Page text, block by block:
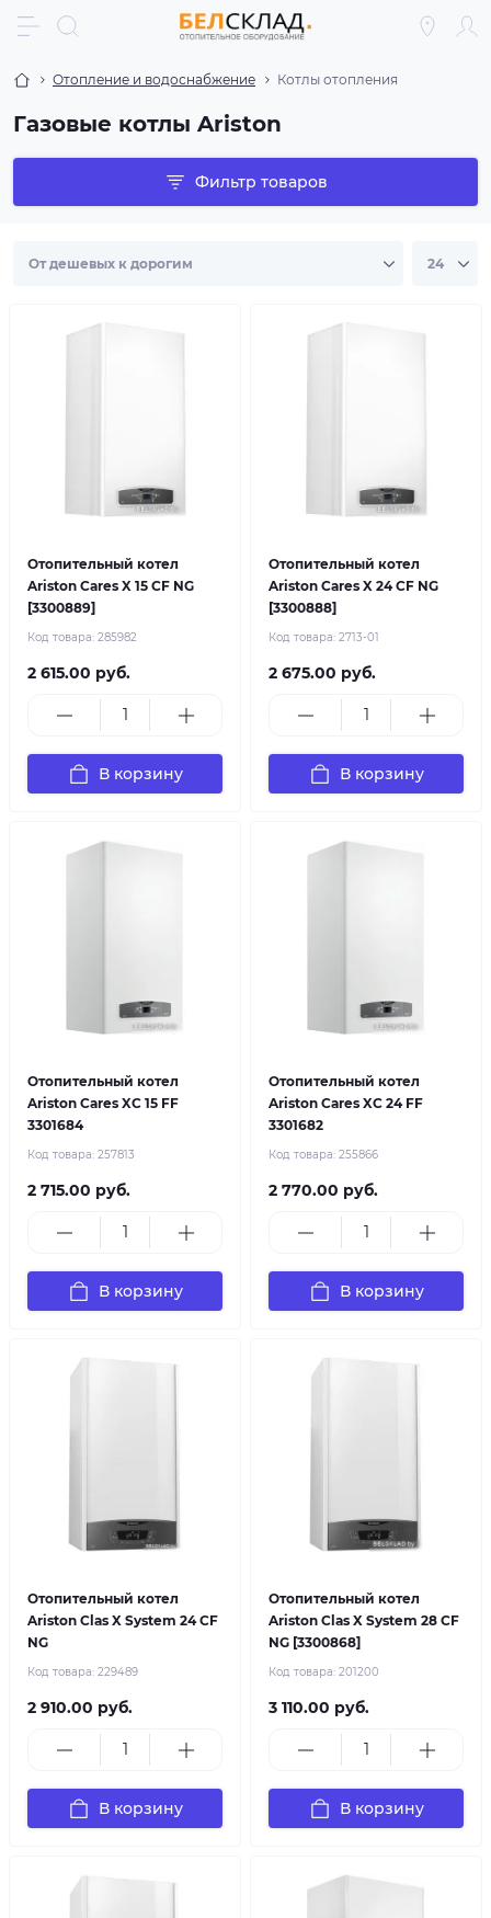
Отопление и водоснабжение Котлы отопления
Газовые котлы Ariston
Фильтр товаров
Отопительный котел
Ariston Cares X 15 CF NG
[3300889]
Код товара: 285982
2 615.00 руб.
В корзину
Отопительный котел
Ariston Cares X 24 CF NG
[3300888]
Код товара: 2713-01
2 675.00 руб.
В корзину
Отопительный котел
Ariston Cares XC 15 FF
3301684
Код товара: 257813
2 715.00 руб.
В корзину
Отопительный котел
Ariston Cares XC 24 FF
3301682
Код товара: 255866
2 770.00 руб.
В корзину
Отопительный котел
Ariston Clas X System 24 CF
NG
Код товара: 229489
2 910.00 руб.
В корзину
Отопительный котел
Ariston Clas X System 28 CF
NG [3300868]
Код товара: 201200
3 110.00 руб.
В корзину